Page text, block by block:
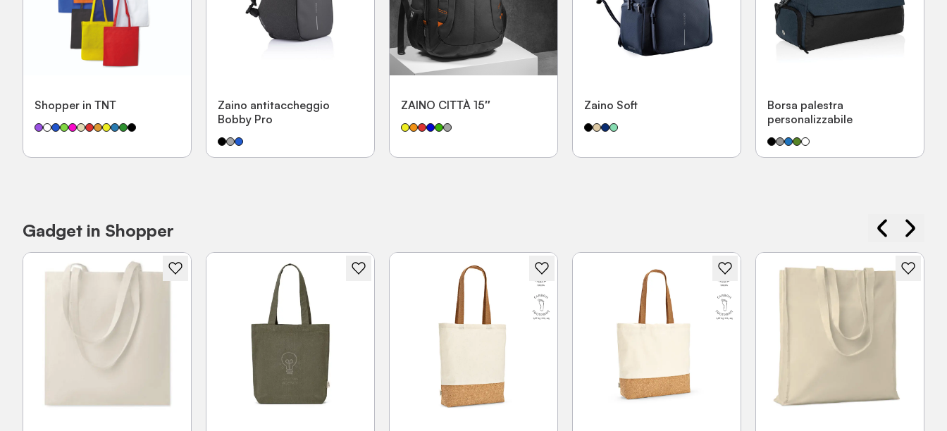
Shopper in TNT
Zaino antitaccheggio
Bobby Pro
ZAINO CITTÀ 15″ Zaino Soft
Borsa palestra
personalizzabile
Gadget in Shopper